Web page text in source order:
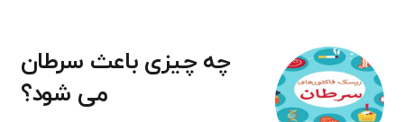
چه چیزی باعث سرطان
می شود؟